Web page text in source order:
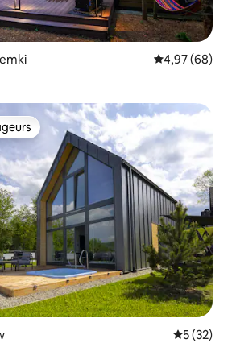
Évaluation
4,97 (68)
5 (32)